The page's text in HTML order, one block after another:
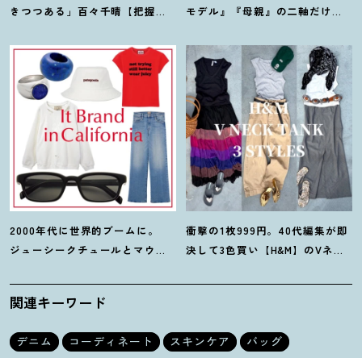
きつつある」百々千晴【把握し
て？
モデル』『母親』の二軸だけな
き方】
2000年代に世界的ブームに。
ジューシークチュールとマウ
ド】6選
衝撃の1枚999円。40代編集が即
決して3色買い【H&M】のVネッ
3選
関連キーワード
デニム コーディネート スキンケア バッグ